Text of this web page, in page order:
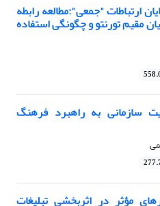
ارتباطات "جمعی":مطالعه رابطه
مقیم تورنتو و چگونگی استفاده
سازمانی به راهبرد فرهنگ
مؤثر در اثربخشی تبلیغات